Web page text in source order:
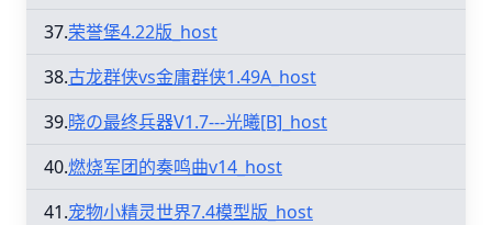
37.荣誉堡4.22版_host
38.古龙群侠vs金庸群侠1.49A_host
39.晓の最终兵器V1.7---光曦[B]_host
40.燃烧军团的奏鸣曲v14_host
41.宠物小精灵世界7.4模型版_host